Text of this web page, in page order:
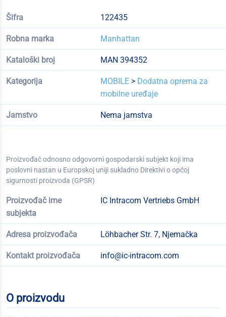
Šifra 122435
Robna marka Manhattan
Kataloški broj MAN 394352
Kategorija MOBILE> Dodatna oprema za
mobilne uređaje
Jamstvo Nema jamstva
Proizvođač odnosno odgovorni gospodarski subjekt koji ima
poslovni nastan u Europskoj uniji sukladno Direktivi o općoj
sigurnosti proizvoda (GPSR)
Proizvođač ime
subjekta
IC Intracom Vertriebs GmbH
Adresa proizvođača Löhbacher Str. 7, Njemačka
Kontakt proizvođača info@ic-intracom.com
O proizvodu